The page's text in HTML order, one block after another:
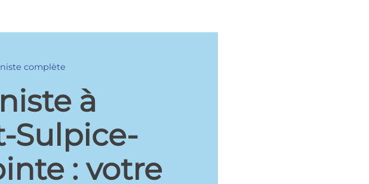
complète
à
Sulpice-
: votre